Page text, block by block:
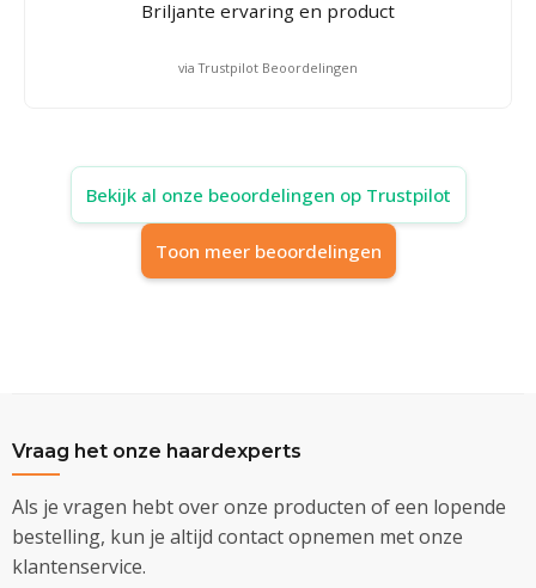
Briljante ervaring en product
via Trustpilot Beoordelingen
Bekijk al onze beoordelingen op Trustpilot
Toon meer beoordelingen
Vraag het onze haardexperts
Als je vragen hebt over onze producten of een lopende
bestelling, kun je altijd contact opnemen met onze
klantenservice.